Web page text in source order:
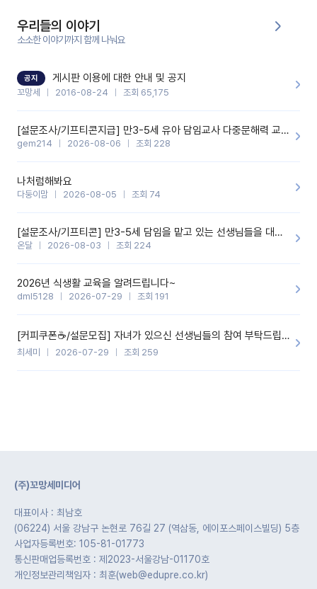
을 많이 하는데,꼬망봇 덕분에 고민하는 시간을 줄이고 학부모님을
안심시킬 수 있었습니다.이 부분은 꼬망봇이 추가로 알려준 응대 tip
입니다.학부모님께 전화를 드리기 전에, 내용을 숙지하여 좀 더 전문
성 있는 교사가 되어 대화를 나눌 수 있었습니다.꼬망세 AI학부모 응
기능을 개발해 주셔서 감사합니다.
우리들의 이야기
소소한 이야기까지 함께 나눠요
공지 게시판 이용에 대한 안내 및 공지
꼬망세 2016-08-24 조회 65,175
[설문조사/기프티콘지급] 만3-5세 유아 담임교사 다중문해력 교육 증진을 위한 설문조사
gem214 2026-08-06 조회 228
나처럼해봐요
다둥이맘 2026-08-05 조회 74
[설문조사/기프티콘] 만3-5세 담임을 맡고 있는 선생님들을 대상으로 설문조사를 합니다!
온달 2026-08-03 조회 224
2026년 식생활 교육을 알려드립니다~
dml5128 2026-07-29 조회 191
[커피쿠폰☕️/설문모집] 자녀가 있으신 선생님들의 참여 부탁드립니다!!
최세미 2026-07-29 조회 259
(주)꼬망세미디어
대표이사 : 최남호
(06224) 서울 강남구 논현로 76길 27 (역삼동, 에이포스페이스빌딩) 5층
사업자등록번호: 105-81-01773
통신판매업등록번호 : 제2023-서울강남-01170호
개인정보관리책임자 : 최훈(web@edupre.co.kr)